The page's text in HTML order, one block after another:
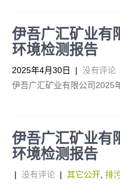
伊吾广汇矿业有
环境检测报告
2025年4月30日 | 没有评论
伊吾广汇矿业有限公司2025
伊吾广汇矿业有
环境检测报告
| 没有评论 | 其它公开 排